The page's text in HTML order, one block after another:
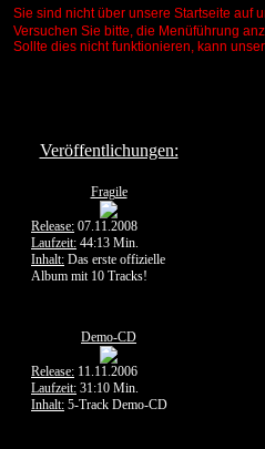
Sie sind nicht über unsere Startseite auf
Versuchen Sie bitte, die Menüführung
Sollte dies nicht funktionieren, kann
Veröffentlichungen:
Fragile
Release: 07.11.2008
Laufzeit: 44:13 Min.
Inhalt: Das erste offizielle
Album mit 10 Tracks!
Demo-CD
Release: 11.11.2006
Laufzeit: 31:10 Min.
Inhalt: 5-Track Demo-CD